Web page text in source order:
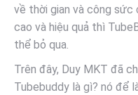
về thời gian và công sức
cao và hiệu quả thì
thể bỏ qua.
Trên đây, Duy MKT đã
Tubebuddy là gì? nó để